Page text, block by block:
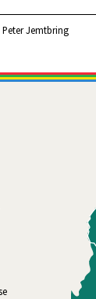
Peter Jemtbring